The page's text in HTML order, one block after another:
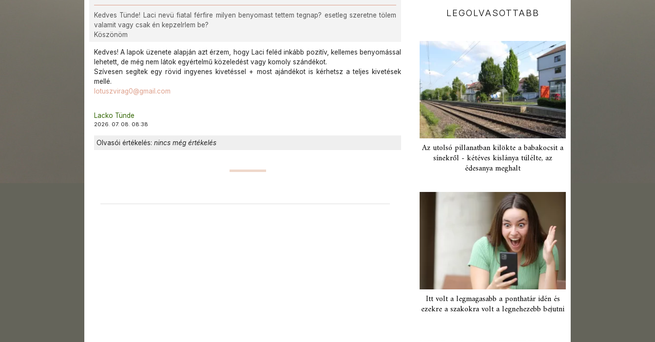
Kedves Tünde! Laci nevü fiatal férfire milyen benyomast tettem tegnap? esetleg szeretne tölem
valamit vagy csak én kepzelrlem be?
Köszönöm
Kedves! A lapok üzenete alapján azt érzem, hogy Laci feléd inkább pozitív, kellemes benyomással
lehetett, de még nem látok egyértelmű közeledést vagy komoly szándékot.
Szívesen segítek egy rövid ingyenes kivetéssel + most ajándékot is kérhetsz a teljes kivetések
mellé.
lotuszvirag0@gmail.com
Lacko Tünde
2026. 07. 08. 08:38
Olvasói értékelés: nincs még értékelés
LEGOLVASOTTABB
Az utolsó pillanatban kilökte a babakocsit a
sínekről - kétéves kislánya túlélte, az
édesanya meghalt
Itt volt a legmagasabb a ponthatár idén és
ezekre a szakokra volt a legnehezebb bejutni